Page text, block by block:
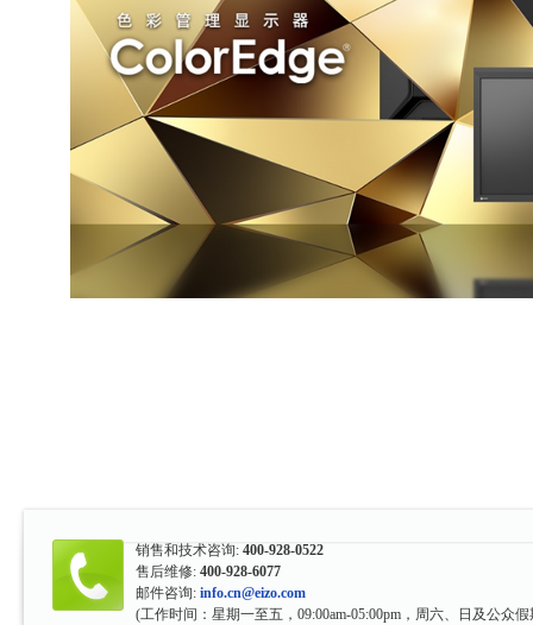
销售和技术咨询: 400-928-0522
售后维修: 400-928-6077
邮件咨询: info.cn@eizo.com
(工作时间：星期一至五，09:00am-05:00pm，周六、日及公众